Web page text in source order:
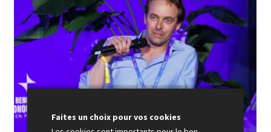
Faites un choix pour vos cookies